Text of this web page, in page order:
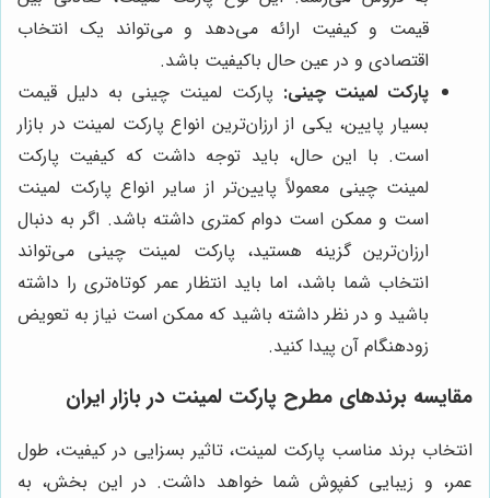
قیمت و کیفیت ارائه می‌دهد و می‌تواند یک انتخاب
اقتصادی و در عین حال باکیفیت باشد.
پارکت لمینت چینی: پارکت لمینت چینی به دلیل قیمت
بسیار پایین، یکی از ارزان‌ترین انواع پارکت لمینت در بازار
است. با این حال، باید توجه داشت که کیفیت پارکت
لمینت چینی معمولاً پایین‌تر از سایر انواع پارکت لمینت
است و ممکن است دوام کمتری داشته باشد. اگر به دنبال
ارزان‌ترین گزینه هستید، پارکت لمینت چینی می‌تواند
انتخاب شما باشد، اما باید انتظار عمر کوتاه‌تری را داشته
باشید و در نظر داشته باشید که ممکن است نیاز به تعویض
زودهنگام آن پیدا کنید.
مقایسه برندهای مطرح پارکت لمینت در بازار ایران
انتخاب برند مناسب پارکت لمینت، تاثیر بسزایی در کیفیت، طول
عمر، و زیبایی کفپوش شما خواهد داشت. در این بخش، به